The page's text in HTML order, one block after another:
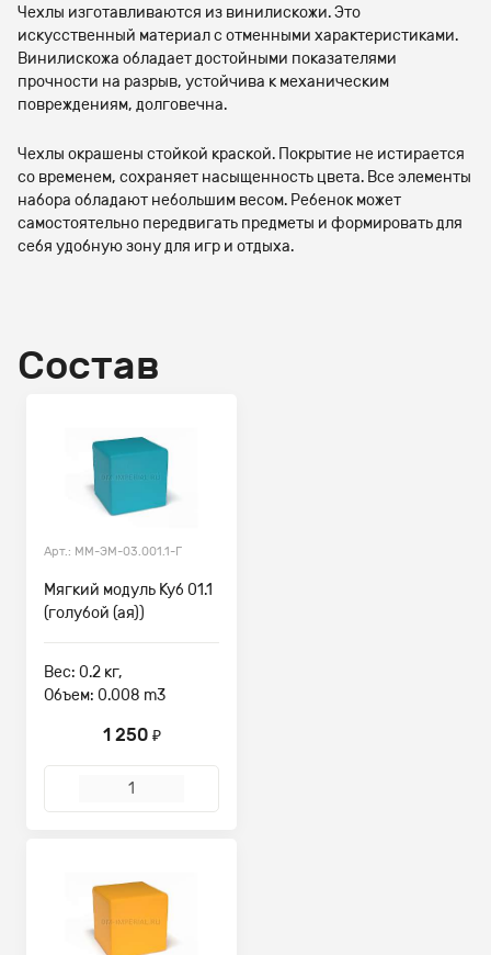
Чехлы изготавливаются из винилискожи. Это
искусственный материал с отменными характеристиками.
Винилискожа обладает достойными показателями
прочности на разрыв, устойчива к механическим
повреждениям, долговечна.
Чехлы окрашены стойкой краской. Покрытие не истирается
со временем, сохраняет насыщенность цвета. Все элементы
набора обладают небольшим весом. Ребенок может
самостоятельно передвигать предметы и формировать для
себя удобную зону для игр и отдыха.
Состав
Арт.: ММ-ЭМ-03.001.1-Г
Мягкий модуль Куб 01.1
(голубой (ая))
Вес: 0.2 кг,
Объем: 0.008 m3
1 250 ₽